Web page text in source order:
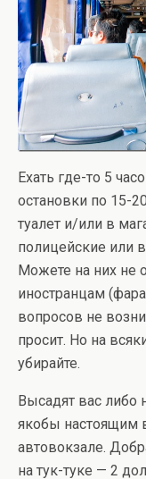
Ехать где-то 5
остановки по 15-
туалет и/или в
полицейские или
Можете на них не
иностранцам
вопросов не
просит. Но на
убирайте.
Высадят вас либо
якобы настоящим
автовокзале.
на тук-туке — 2